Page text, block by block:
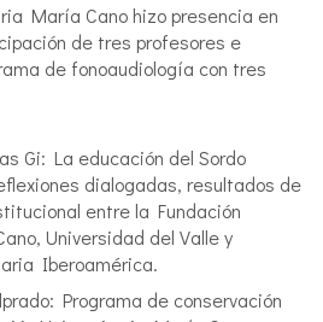
María Cano hizo presencia en
de tres profesores e
de fonoaudiología con tres
Gi: La educación del Sordo
dialogadas, resultados de
entre la Fundación
Universidad del Valle y
Iberoamérica.
Programa de conservación